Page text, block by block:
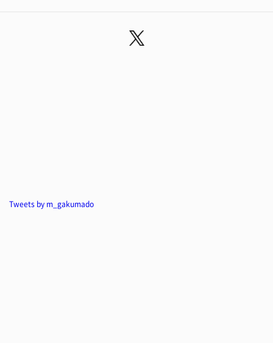
Tweets by m_gakumado